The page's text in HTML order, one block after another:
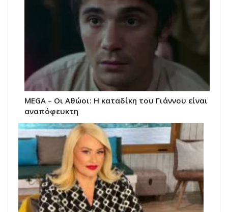
MEGA – Οι Αθώοι: Η καταδίκη του Γιάννου είναι
αναπόφευκτη